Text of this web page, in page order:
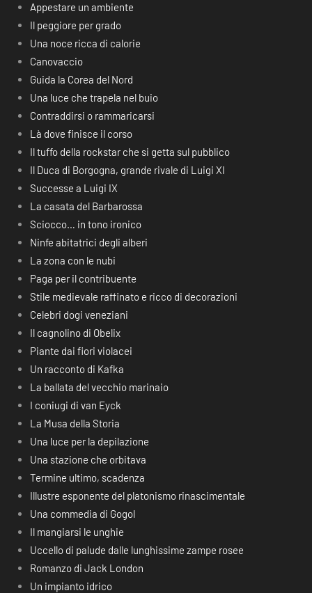
Appestare un ambiente
Il peggiore per grado
Una noce ricca di calorie
Canovaccio
Guida la Corea del Nord
Una luce che trapela nel buio
Contraddirsi o rammaricarsi
Là dove finisce il corso
Il tuffo della rockstar che si getta sul pubblico
Il Duca di Borgogna, grande rivale di Luigi XI
Successe a Luigi IX
La casata del Barbarossa
Sciocco… in tono ironico
Ninfe abitatrici degli alberi
La zona con le nubi
Paga per il contribuente
Stile medievale raffinato e ricco di decorazioni
Celebri dogi veneziani
Il cagnolino di Obelix
Piante dai fiori violacei
Un racconto di Kafka
La ballata del vecchio marinaio
I coniugi di van Eyck
La Musa della Storia
Una luce per la depilazione
Una stazione che orbitava
Termine ultimo, scadenza
Illustre esponente del platonismo rinascimentale
Una commedia di Gogol
Il mangiarsi le unghie
Uccello di palude dalle lunghissime zampe rosee
Romanzo di Jack London
Un impianto idrico